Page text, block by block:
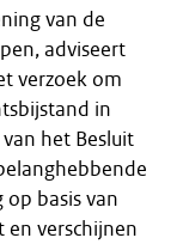
van de
adviseert
verzoek om
in
het Besluit
basis van
en verschijnen